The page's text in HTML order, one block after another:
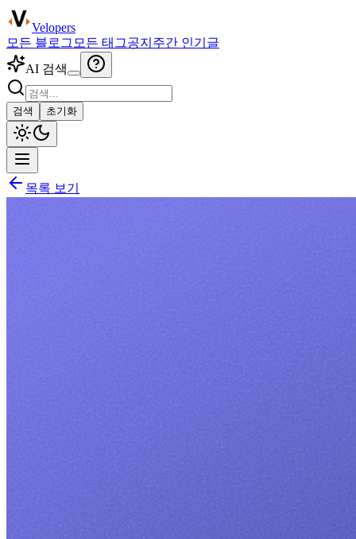
Velopers
모든 블로그 모든 태그공지 주간 인기글
AI 검색
검색 초기화
목록 보기